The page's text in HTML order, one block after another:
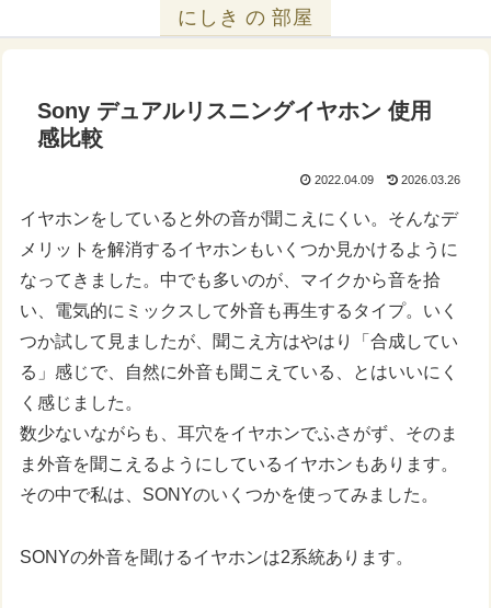
にしき の 部屋
Sony デュアルリスニングイヤホン 使用
感比較
2022.04.09 2026.03.26
イヤホンをしていると外の音が聞こえにくい。そんなデ
メリットを解消するイヤホンもいくつか見かけるように
なってきました。中でも多いのが、マイクから音を拾
い、電気的にミックスして外音も再生するタイプ。いく
つか試して見ましたが、聞こえ方はやはり「合成してい
る」感じで、自然に外音も聞こえている、とはいいにく
く感じました。
数少ないながらも、耳穴をイヤホンでふさがず、そのま
ま外音を聞こえるようにしているイヤホンもあります。
その中で私は、SONYのいくつかを使ってみました。
SONYの外音を聞けるイヤホンは2系統あります。